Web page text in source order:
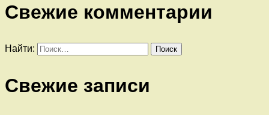
Свежие комментарии
Найти:
Свежие записи